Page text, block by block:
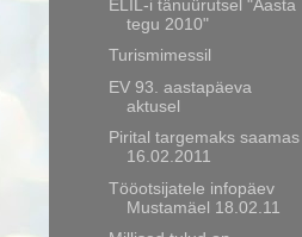
ELIL-i tänuürutsel "Aasta
tegu 2010"
Turismimessil
EV 93. aastapäeva
aktusel
Pirital targemaks saamas
16.02.2011
Tööotsijatele infopäev
Mustamäel 18.02.11